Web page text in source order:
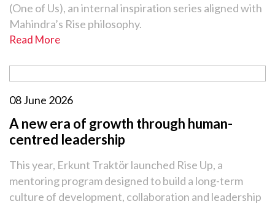
(One of Us), an internal inspiration series aligned with
Mahindra’s Rise philosophy.
Read More
08 June 2026
A new era of growth through human-
centred leadership
This year, Erkunt Traktör launched Rise Up, a
mentoring program designed to build a long-term
culture of development, collaboration and leadership